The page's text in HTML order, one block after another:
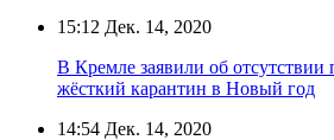
15:12 Дек. 14, 2020
В Кремле заявили об отсутствии
жёсткий карантин в Новый год
14:54 Дек. 14, 2020